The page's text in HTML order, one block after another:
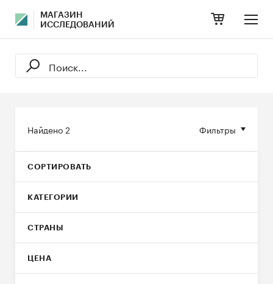
МАГАЗИН
ИССЛЕДОВАНИЙ
Фильтры
Найдено2
СОРТИРОВАТЬ
КАТЕГОРИИ
СТРАНЫ
ЦЕНА